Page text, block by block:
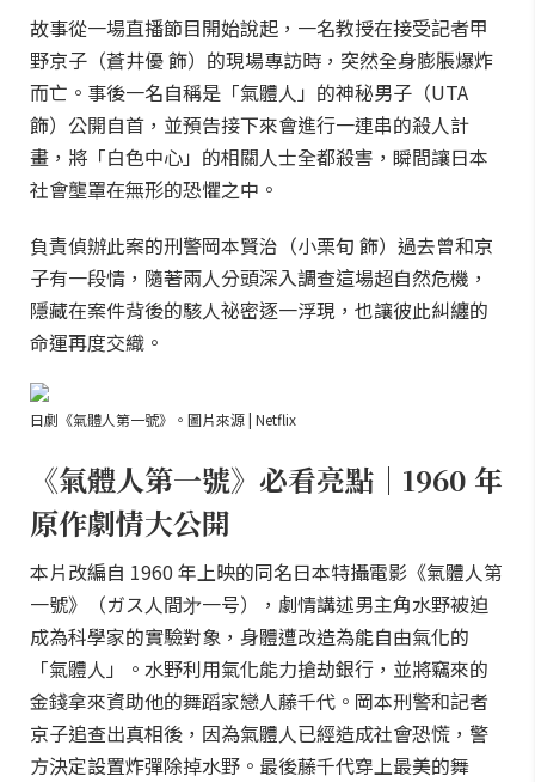
故事從一場直播節目開始說起，一名教授在接受記者甲
野京子（蒼井優 飾）的現場專訪時，突然全身膨脹爆炸
而亡。事後一名自稱是「氣體人」的神秘男子（UTA
飾）公開自首，並預告接下來會進行一連串的殺人計
畫，將「白色中心」的相關人士全都殺害，瞬間讓日本
社會壟罩在無形的恐懼之中。
負責偵辦此案的刑警岡本賢治（小栗旬 飾）過去曾和京
子有一段情，隨著兩人分頭深入調查這場超自然危機，
隱藏在案件背後的駭人祕密逐一浮現，也讓彼此糾纏的
命運再度交織。
日劇《氣體人第一號》。圖片來源 | Netflix
《氣體人第一號》必看亮點｜1960 年
原作劇情大公開
本片改編自 1960 年上映的同名日本特攝電影《氣體人第
一號》（ガス人間㐧一号），劇情講述男主角水野被迫
成為科學家的實驗對象，身體遭改造為能自由氣化的
「氣體人」。水野利用氣化能力搶劫銀行，並將竊來的
金錢拿來資助他的舞蹈家戀人藤千代。岡本刑警和記者
京子追查出真相後，因為氣體人已經造成社會恐慌，警
方決定設置炸彈除掉水野。最後藤千代穿上最美的舞